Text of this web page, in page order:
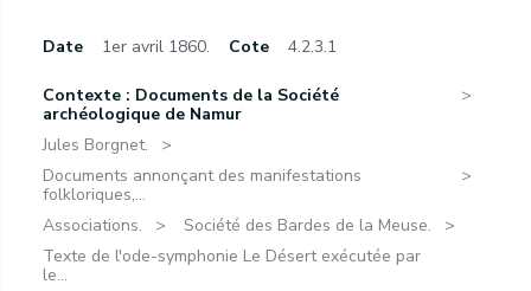
Date 1er avril 1860. Cote 4.2.3.1
Contexte : Documents de la Société
archéologique de Namur
Jules Borgnet.
Documents annonçant des manifestations
folkloriques,...
Associations.
Société des Bardes de la Meuse.
Texte de l'ode-symphonie Le Désert exécutée par
le...